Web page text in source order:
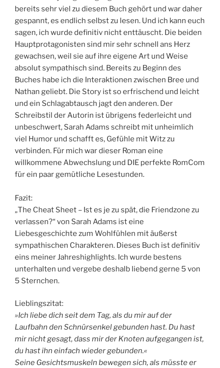
bereits sehr viel zu diesem Buch gehört und war daher
gespannt, es endlich selbst zu lesen. Und ich kann euch
sagen, ich wurde definitiv nicht enttäuscht. Die beiden
Hauptprotagonisten sind mir sehr schnell ans Herz
gewachsen, weil sie auf ihre eigene Art und Weise
absolut sympathisch sind. Bereits zu Beginn des
Buches habe ich die Interaktionen zwischen Bree und
Nathan geliebt. Die Story ist so erfrischend und leicht
und ein Schlagabtausch jagt den anderen. Der
Schreibstil der Autorin ist übrigens federleicht und
unbeschwert, Sarah Adams schreibt mit unheimlich
viel Humor und schafft es, Gefühle mit Witz zu
verbinden. Für mich war dieser Roman eine
willkommene Abwechslung und DIE perfekte RomCom
für ein paar gemütliche Lesestunden.
Fazit:
„The Cheat Sheet – Ist es je zu spät, die Friendzone zu
verlassen?“ von Sarah Adams ist eine
Liebesgeschichte zum Wohlfühlen mit äußerst
sympathischen Charakteren. Dieses Buch ist definitiv
eins meiner Jahreshighlights. Ich wurde bestens
unterhalten und vergebe deshalb liebend gerne 5 von
5 Sternchen.
Lieblingszitat:
»Ich liebe dich seit dem Tag, als du mir auf der
Laufbahn den Schnürsenkel gebunden hast. Du hast
mir nicht gesagt, dass mir der Knoten aufgegangen ist,
du hast ihn einfach wieder gebunden.«
Seine Gesichtsmuskeln bewegen sich, als müsste er